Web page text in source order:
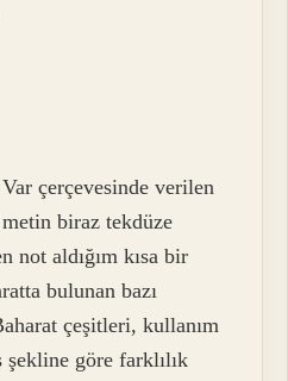
çerçevesinde verilen
biraz tekdüze
not aldığım kısa bir
bulunan bazı
çeşitleri, kullanım
şekline göre farklılık